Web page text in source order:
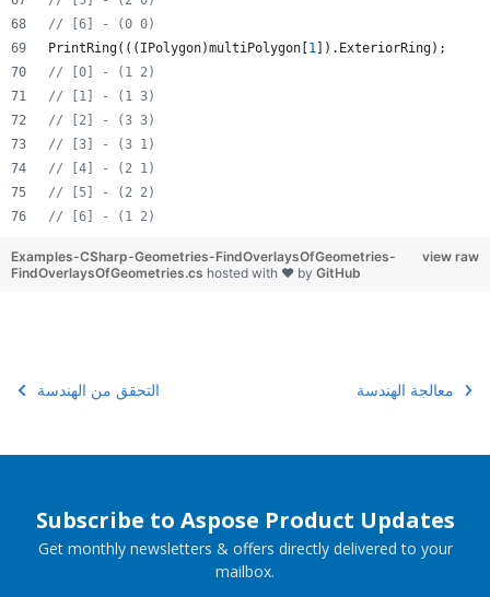
// [6] - (0 0)
PrintRing( ( ( IPolygon)multiPolygon 1 ) . ExteriorRing) ;
// [0] - (1 2)
// [1] - (1 3)
// [2] - (3 3)
// [3] - (3 1)
// [4] - (2 1)
// [5] - (2 2)
// [6] - (1 2)
view raw
Examples-CSharp-Geometries-FindOverlaysOfGeometries-
FindOverlaysOfGeometries.cs hosted with ❤ by GitHub
التحقق من الهندسة معالجة الهندسة
Subscribe to Aspose Product Updates
Get monthly newsletters & offers directly delivered to your
mailbox.